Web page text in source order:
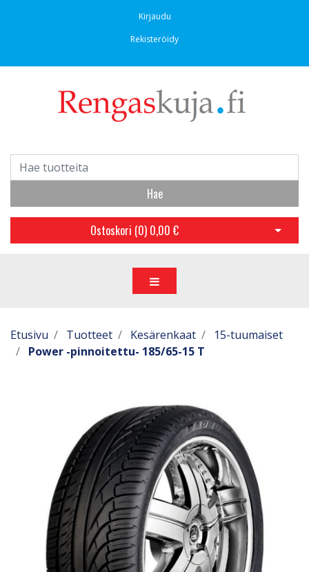
Kirjaudu
Rekisteröidy
Hae
Ostoskori (0) 0,00 € Avaa
Etusivu Tuotteet Kesärenkaat
15-tuumaiset
Power -pinnoitettu- 185/65-15 T